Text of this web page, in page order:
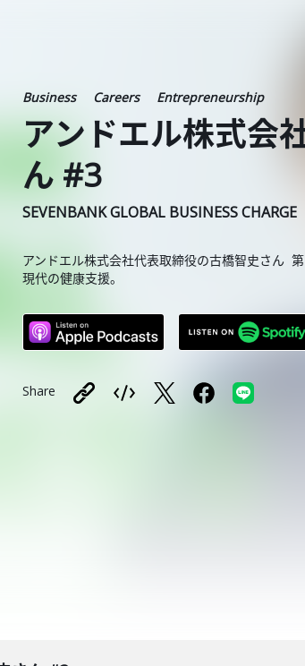
Business Careers Entrepreneurship
アンドエル株式会
ん #3
SEVENBANK GLOBAL BUSINESS CHARGE
アンドエル株式会社代表取締役の古橋智史さん 第
現代の健康支援。
Share